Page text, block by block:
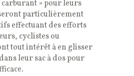
carburant » pour leurs
particulièrement
effectuant des efforts
cyclistes ou
tout intérêt à en glisser
leur sac à dos pour